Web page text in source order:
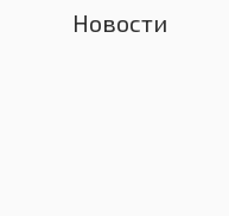
Новости